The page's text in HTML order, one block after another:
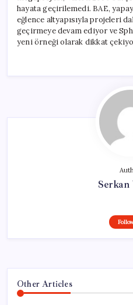
hayata geçirilemedi. BAE,
eğlence altyapısıyla projeleri
geçirmeye devam ediyor ve
yeni örneği olarak dikkat
Serkan
Other Articles